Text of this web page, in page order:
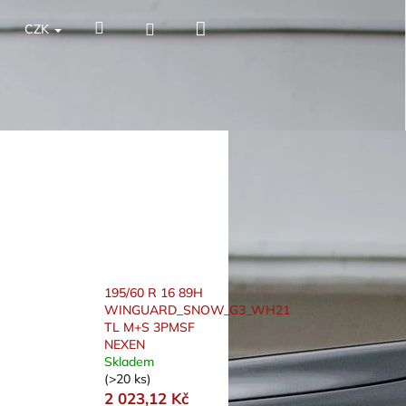
CZK HledatPřihlášeníNákupní
195/60 R 16 89H
WINGUARD_SNOW_G3_WH21
TL M+S 3PMSF
NEXEN
Skladem
(>20 ks)
2 023,12 Kč